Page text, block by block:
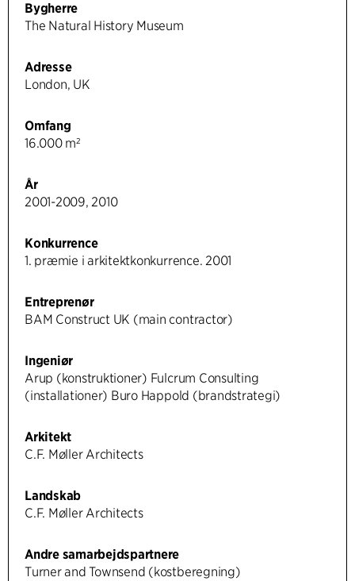
Bygherre
The Natural History Museum
Adresse
London, UK
Omfang
16.000 m²
År
2001-2009, 2010
Konkurrence
1. præmie i arkitektkonkurrence. 2001
Entreprenør
BAM Construct UK (main contractor)
Ingeniør
Arup (konstruktioner) Fulcrum Consulting
(installationer) Buro Happold (brandstrategi)
Arkitekt
C.F. Møller Architects
Landskab
C.F. Møller Architects
Andre samarbejdspartnere
Turner and Townsend (kostberegning)